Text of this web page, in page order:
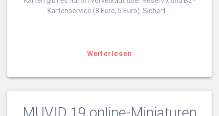
Kartenservice (8 Euro, 5 Euro). Sichert …
Weiterlesen
MUVID 19 online-Miniaturen